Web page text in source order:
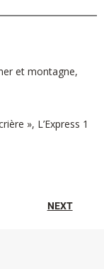
et montagne,
», L’Express 1
NEXT